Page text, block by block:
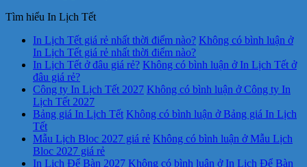
Tìm hiểu In Lịch Tết
In Lịch Tết giá rẻ nhất thời điểm nào? Không có bình luận ở
In Lịch Tết giá rẻ nhất thời điểm nào?
In Lịch Tết ở đâu giá rẻ? Không có bình luận ở In Lịch Tết ở
đâu giá rẻ?
Công ty In Lịch Tết 2027 Không có bình luận ở Công ty In
Lịch Tết 2027
Bảng giá In Lịch Tết Không có bình luận ở Bảng giá In Lịch
Tết
Mẫu Lịch Bloc 2027 giá rẻ Không có bình luận ở Mẫu Lịch
Bloc 2027 giá rẻ
In Lịch Để Bàn 2027 Không có bình luận ở In Lịch Để Bàn